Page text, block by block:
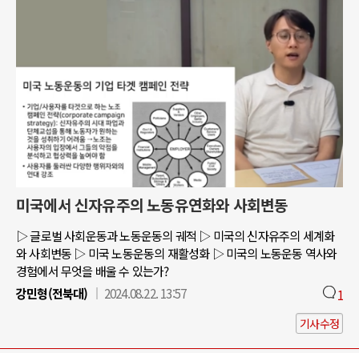
미국에서 신자유주의 노동유연화와 사회변동
▷ 글로벌 사회운동과 노동운동의 궤적 ▷ 미국의 신자유주의 세계화
와 사회변동 ▷ 미국 노동운동의 재활성화 ▷ 미국의 노동운동 역사와
경험에서 무엇을 배울 수 있는가?
강민형(전북대)
2024.08.22. 13:57 1
기사수정